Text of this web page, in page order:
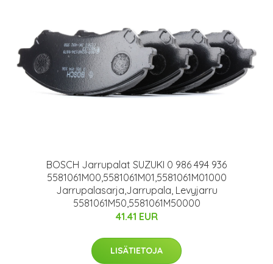
BOSCH Jarrupalat SUZUKI 0 986 494 936
5581061M00,5581061M01,5581061M01000
Jarrupalasarja,Jarrupala, Levyjarru
5581061M50,5581061M50000
41.41 EUR
LISÄTIETOJA